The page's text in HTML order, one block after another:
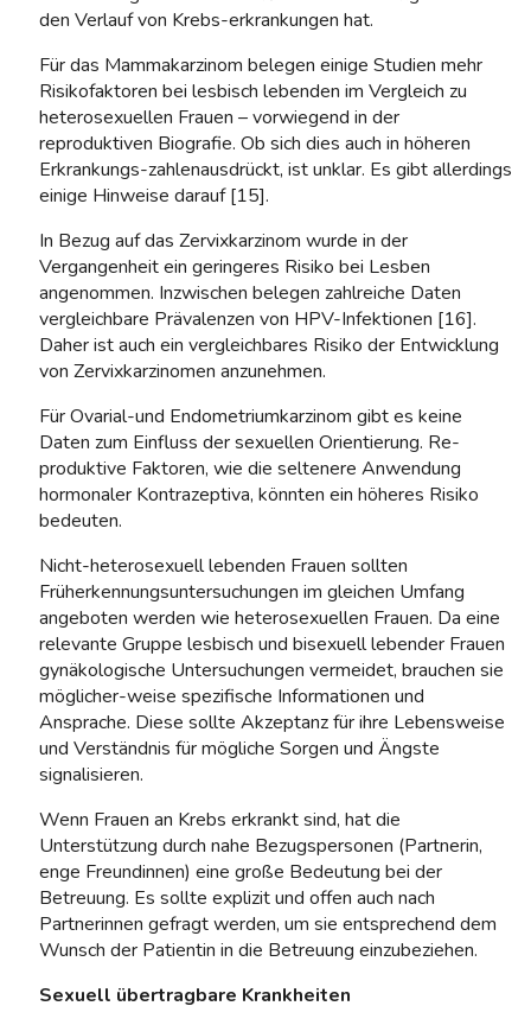
den Verlauf von Krebs-erkrankungen hat.
Für das Mammakarzinom belegen einige Studien mehr
Risikofaktoren bei lesbisch lebenden im Vergleich zu
heterosexuellen Frauen – vorwiegend in der
reproduktiven Biografie. Ob sich dies auch in höheren
Erkrankungs-zahlenausdrückt, ist unklar. Es gibt allerdings
einige Hinweise darauf [15].
In Bezug auf das Zervixkarzinom wurde in der
Vergangenheit ein geringeres Risiko bei Lesben
angenommen. Inzwischen belegen zahlreiche Daten
vergleichbare Prävalenzen von HPV-Infektionen [16].
Daher ist auch ein vergleichbares Risiko der Entwicklung
von Zervixkarzinomen anzunehmen.
Für Ovarial-und Endometriumkarzinom gibt es keine
Daten zum Einfluss der sexuellen Orientierung. Re-
produktive Faktoren, wie die seltenere Anwendung
hormonaler Kontrazeptiva, könnten ein höheres Risiko
bedeuten.
Nicht-heterosexuell lebenden Frauen sollten
Früherkennungsuntersuchungen im gleichen Umfang
angeboten werden wie heterosexuellen Frauen. Da eine
relevante Gruppe lesbisch und bisexuell lebender Frauen
gynäkologische Untersuchungen vermeidet, brauchen sie
möglicher-weise spezifische Informationen und
Ansprache. Diese sollte Akzeptanz für ihre Lebensweise
und Verständnis für mögliche Sorgen und Ängste
signalisieren.
Wenn Frauen an Krebs erkrankt sind, hat die
Unterstützung durch nahe Bezugspersonen (Partnerin,
enge Freundinnen) eine große Bedeutung bei der
Betreuung. Es sollte explizit und offen auch nach
Partnerinnen gefragt werden, um sie entsprechend dem
Wunsch der Patientin in die Betreuung einzubeziehen.
Sexuell übertragbare Krankheiten